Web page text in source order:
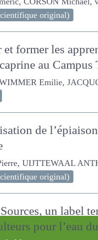
original)
former les
au Campus
Emilie, JACQUOT
de
UIJTTEWAAL
original)
Sources, un label
des